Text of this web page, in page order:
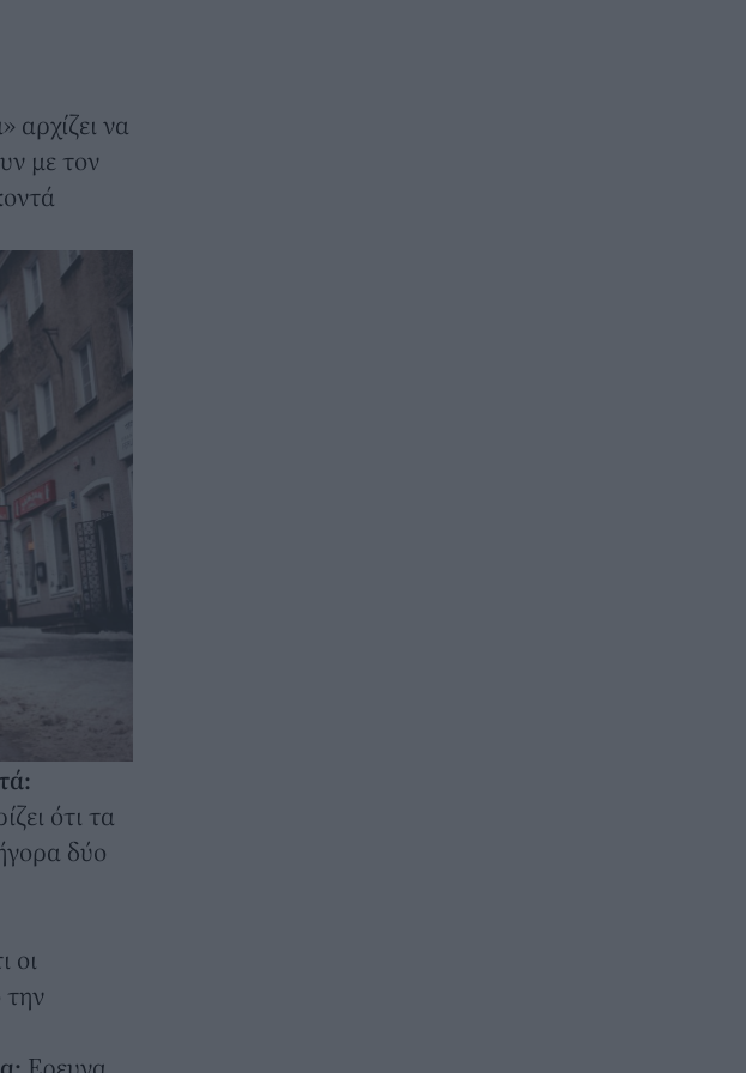
αρχίζει να
με τον
ότι τα
δύο
οι